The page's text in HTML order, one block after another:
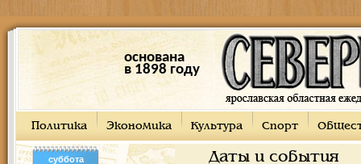
основана
в 1898 году
Политика Экономика Культура Спорт
Даты и события
суббота